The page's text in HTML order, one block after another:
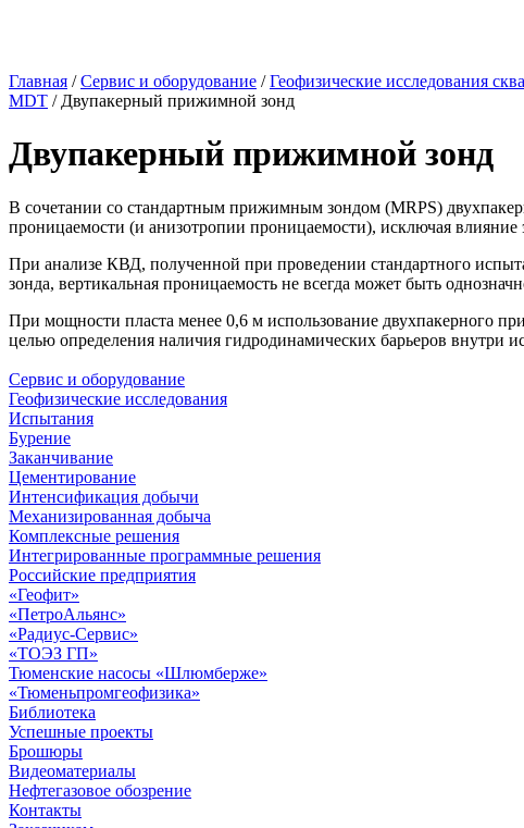
Главная /Сервис и оборудование /Геофизические исследования
MDT / Двупакерный прижимной зонд
Двупакерный прижимной зонд
В сочетании со стандартным прижимным зондом (MRPS)
проницаемости (и анизотропии проницаемости), исключая
При анализе КВД, полученной при проведении стандартного
зонда, вертикальная проницаемость не всегда может быть
При мощности пласта менее 0,6 м использование двухпакерного
целью определения наличия гидродинамических барьеров внутри
Сервис и оборудование
Геофизические исследования
Испытания
Бурение
Заканчивание
Цементирование
Интенсификация добычи
Механизированная добыча
Комплексные решения
Интегрированные программные решения
Российские предприятия
«Геофит»
«ПетроАльянс»
«Радиус-Сервис»
«ТОЭЗ ГП»
Тюменские насосы «Шлюмберже»
«Тюменьпромгеофизика»
Библиотека
Успешные проекты
Брошюры
Видеоматериалы
Нефтегазовое обозрение
Контакты